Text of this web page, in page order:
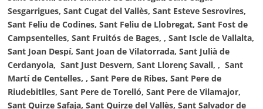
Sesgarrigues, Sant Cugat del Vallès, Sant Esteve Sesrovires,
Sant Feliu de Codines, Sant Feliu de Llobregat, Sant Fost de
Campsentelles, Sant Fruitós de Bages, , Sant Iscle de Vallalta,
Sant Joan Despí, Sant Joan de Vilatorrada, Sant Julià de
Cerdanyola, Sant Just Desvern, Sant Llorenç Savall, , Sant
Martí de Centelles, , Sant Pere de Ribes, Sant Pere de
Riudebitlles, Sant Pere de Torelló, Sant Pere de Vilamajor,
Sant Quirze Safaja,Sant Quirze del Vallès, Sant Salvador de